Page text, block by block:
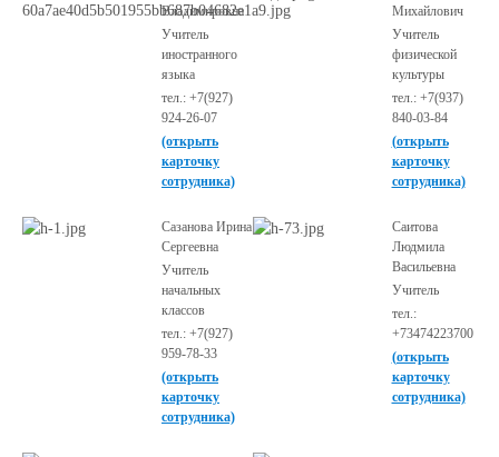
Владимировна
Учитель
иностранного
языка
тел.: +7(927)
924-26-07
(открыть
карточку
сотрудника)
Михайлович
Учитель
физической
культуры
тел.: +7(937)
840-03-84
(открыть
карточку
сотрудника)
Сазанова Ирина
Сергеевна
Учитель
начальных
классов
тел.: +7(927)
959-78-33
(открыть
карточку
сотрудника)
Саитова
Людмила
Васильевна
Учитель
тел.:
+73474223700
(открыть
карточку
сотрудника)